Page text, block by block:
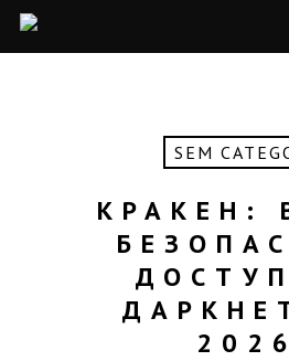
SEM
КРАКЕН:
2026